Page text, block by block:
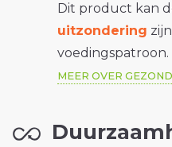
Dit product kan
uitzondering
voedingspatroon.
MEER OVER